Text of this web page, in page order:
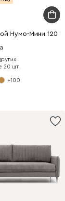
Нумо-Мини 120
20 шт.
+100